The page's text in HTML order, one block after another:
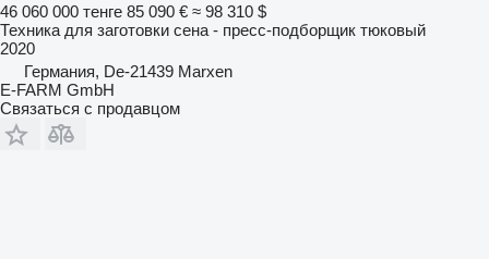
46 060 000 тенге 85 090 € ≈ 98 310 $
Техника для заготовки сена - пресс-подборщик тюковый
2020
Германия, De-21439 Marxen
E-FARM GmbH
Связаться с продавцом